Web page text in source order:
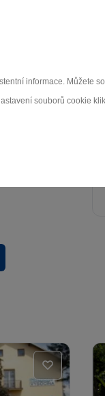
informace. Můžete
souborů cookie